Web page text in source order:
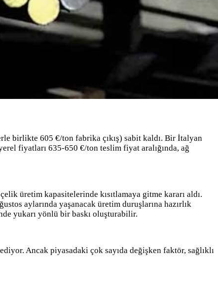
birlikte 605 €/ton fabrika çıkış) sabit kaldı. Bir İtalyan
fiyatları 635-650 €/ton teslim fiyat aralığında, ağ
üretim kapasitelerinde kısıtlamaya gitme kararı aldı.
aylarında yaşanacak üretim duruşlarına hazırlık
yukarı yönlü bir baskı oluşturabilir.
Ancak piyasadaki çok sayıda değişken faktör, sağlıklı